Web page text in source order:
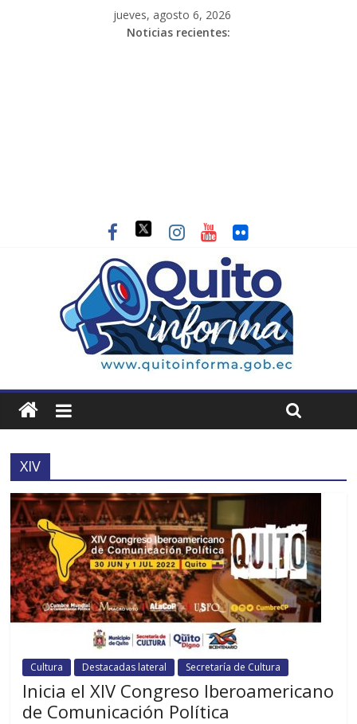
jueves, agosto 6, 2026
Noticias recientes:
XIV
Cultura Destacadas lateral Secretaría de Cultura
Inicia el XIV Congreso Iberoamericano
de Comunicación Política